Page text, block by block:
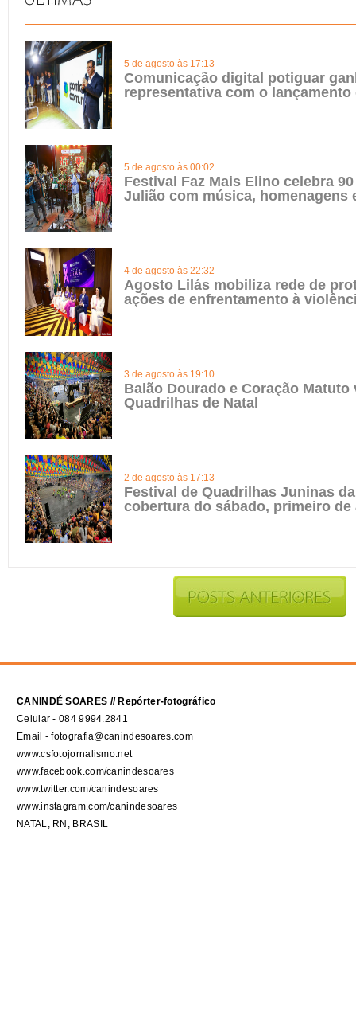
5 de agosto às 17:13
Comunicação digital potiguar
representativa com o lançamento
5 de agosto às 00:02
Festival Faz Mais Elino celebra
Julião com música, homenagens
4 de agosto às 22:32
Agosto Lilás mobiliza rede de
ações de enfrentamento à
3 de agosto às 19:10
Balão Dourado e Coração Matuto
Quadrilhas de Natal
2 de agosto às 17:13
Festival de Quadrilhas Juninas
cobertura do sábado, primeiro de
CANINDÉ SOARES // Repórter-fotográfico
Celular - 084 9994.2841
Email - fotografia@canindesoares.com
www.csfotojornalismo.net
www.facebook.com/canindesoares
www.twitter.com/canindesoares
www.instagram.com/canindesoares
NATAL, RN, BRASIL